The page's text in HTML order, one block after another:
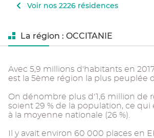
Voir nos 2226 résidences
La région : OCCITANIE
Avec 5,9 millions d'habitants en
est la 5ème région la plus peuplée
On dénombre plus d'1,6 million de
soient 29 % de la population, ce qui
à la moyenne nationale (26 %).
Il y avait environ 60 000 places en